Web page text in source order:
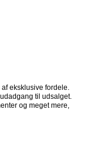
eksklusive fordele.
til udsalget.
og meget mere,